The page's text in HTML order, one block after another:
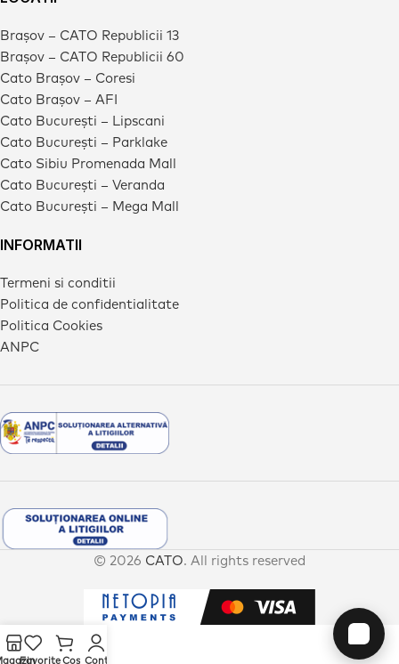
Brașov – CATO Republicii 13
Brașov – CATO Republicii 60
Cato Brașov – Coresi
Cato Brașov – AFI
Cato București – Lipscani
Cato București – Parklake
Cato Sibiu Promenada Mall
Cato București – Veranda
Cato București – Mega Mall
INFORMATII
Termeni si conditii
Politica de confidentialitate
Politica Cookies
ANPC
© 2026 CATO. All rights reserved
FavoriteCos Cont